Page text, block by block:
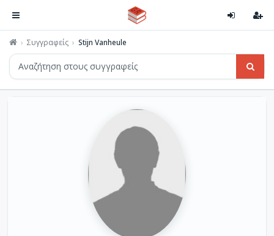
Συγγραφείς Stijn Vanheule